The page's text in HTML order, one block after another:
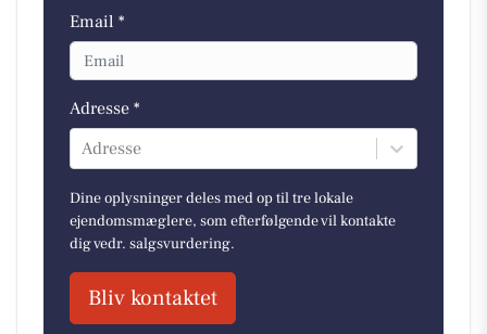
Email *
Adresse *
Adresse
Dine oplysninger deles med op til tre lokale
ejendomsmæglere, som efterfølgende vil kontakte
dig vedr. salgsvurdering.
Bliv kontaktet